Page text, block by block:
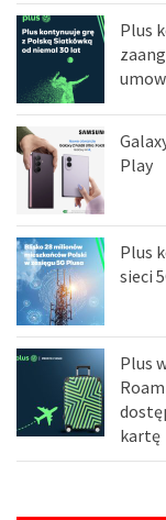
Plus
Play
Plus
sieci
Plus
kartę